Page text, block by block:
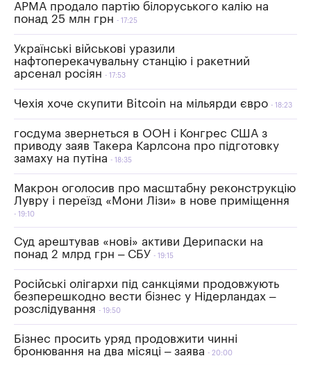
АРМА продало партію білоруського калію на
понад 25 млн грн
17:25
Українські військові уразили
нафтоперекачувальну станцію і ракетний
арсенал росіян
17:53
Чехія хоче скупити Bitcoin на мільярди євро 18:23
госдума звернеться в ООН і Конгрес США з
приводу заяв Такера Карлсона про підготовку
замаху на путіна
18:35
Макрон оголосив про масштабну реконструкцію
Лувру і переїзд «Мони Лізи» в нове приміщення
19:10
Суд арештував «нові» активи Дерипаски на
понад 2 млрд грн – СБУ
19:15
Російські олігархи під санкціями продовжують
безперешкодно вести бізнес у Нідерландах –
розслідування
19:50
Бізнес просить уряд продовжити чинні
бронювання на два місяці – заява
20:00